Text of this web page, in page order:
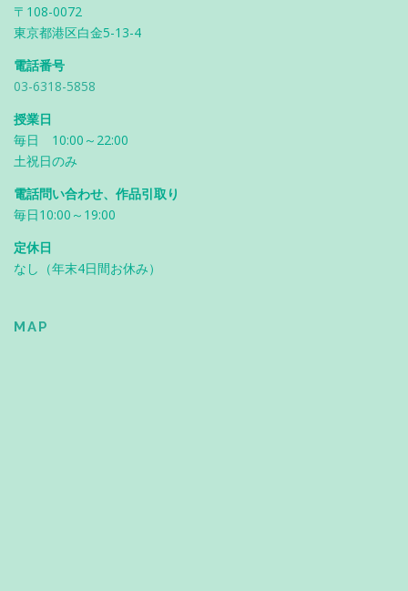
〒108-0072
東京都港区白金5-13-4
電話番号
03-6318-5858
授業日
毎日 10:00～22:00
土祝日のみ
電話問い合わせ、作品引取り
毎日10:00～19:00
定休日
なし（年末4日間お休み）
MAP